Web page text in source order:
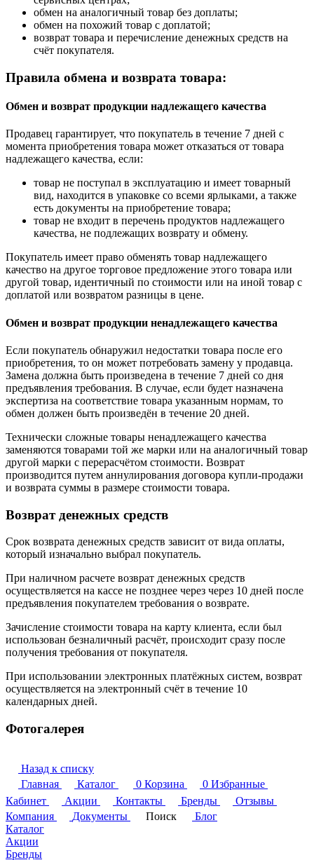
обмен на аналогичный товар без доплаты;
обмен на похожий товар с доплатой;
возврат товара и перечисление денежных средств на
счёт покупателя.
Правила обмена и возврата товара:
Обмен и возврат продукции надлежащего качества
Продавец гарантирует, что покупатель в течение 7 дней с
момента приобретения товара может отказаться от товара
надлежащего качества, если:
товар не поступал в эксплуатацию и имеет товарный
вид, находится в упаковке со всеми ярлыками, а также
есть документы на приобретение товара;
товар не входит в перечень продуктов надлежащего
качества, не подлежащих возврату и обмену.
Покупатель имеет право обменять товар надлежащего
качество на другое торговое предложение этого товара или
другой товар, идентичный по стоимости или на иной товар с
доплатой или возвратом разницы в цене.
Обмен и возврат продукции ненадлежащего качества
Если покупатель обнаружил недостатки товара после его
приобретения, то он может потребовать замену у продавца.
Замена должна быть произведена в течение 7 дней со дня
предъявления требования. В случае, если будет назначена
экспертиза на соответствие товара указанным нормам, то
обмен должен быть произведён в течение 20 дней.
Технически сложные товары ненадлежащего качества
заменяются товарами той же марки или на аналогичный товар
другой марки с перерасчётом стоимости. Возврат
производится путем аннулирования договора купли-продажи
и возврата суммы в размере стоимости товара.
Возврат денежных средств
Срок возврата денежных средств зависит от вида оплаты,
который изначально выбрал покупатель.
При наличном расчете возврат денежных средств
осуществляется на кассе не позднее через через 10 дней после
предъявления покупателем требования о возврате.
Зачисление стоимости товара на карту клиента, если был
использован безналичный расчёт, происходит сразу после
получения требования от покупателя.
При использовании электронных платёжных систем, возврат
осуществляется на электронный счёт в течение 10
календарных дней.
Фотогалерея
Назад к списку
Главная
Каталог 0 Корзина 0 Избранные
Кабинет
Акции Контакты Бренды
Отзывы
Компания
Документы Поиск
Блог
Каталог
Акции
Бренды